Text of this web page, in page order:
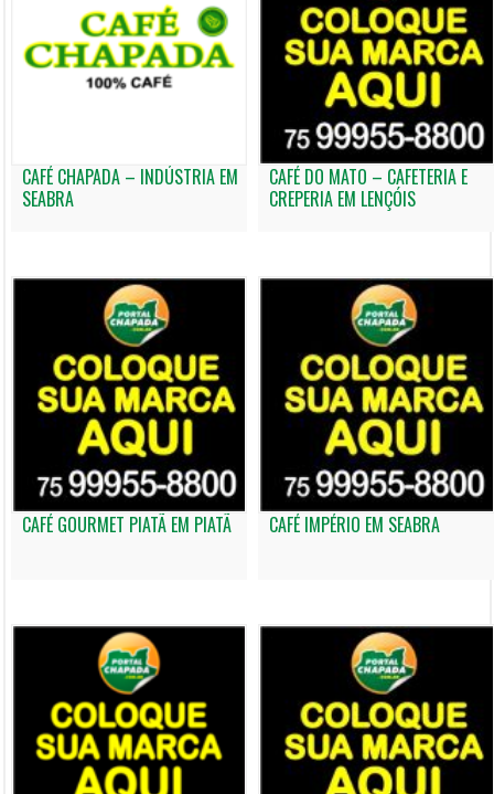
CAFÉ CHAPADA – INDÚSTRIA EM
SEABRA
CAFÉ DO MATO – CAFETERIA E
CREPERIA EM LENÇÓIS
CAFÉ GOURMET PIATÃ EM PIATÃ CAFÉ IMPÉRIO EM SEABRA